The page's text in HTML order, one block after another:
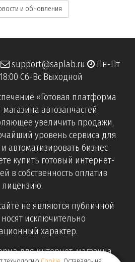
и обновления
support@saplab.ru
Пн-Пт
Сб-Вс Выходной
«Готовая платформа
автозапчастей
увеличить продажи,
уровень сервиса для
автоматизировать бизнес
купить готовый интернет-
в собственность оплатив
лицензию.
не являются публичной
исключительно
характер.
для интернет-магазина